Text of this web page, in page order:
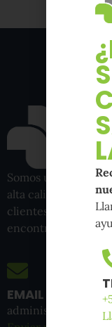
Somos una
alta calidad que
clientes para el
encontramos
EMAIL